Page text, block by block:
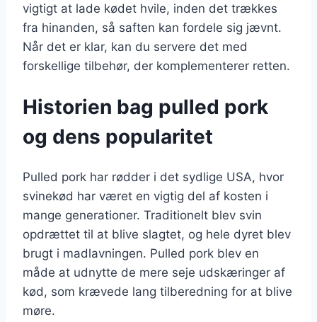
vigtigt at lade kødet hvile, inden det trækkes
fra hinanden, så saften kan fordele sig jævnt.
Når det er klar, kan du servere det med
forskellige tilbehør, der komplementerer retten.
Historien bag pulled pork
og dens popularitet
Pulled pork har rødder i det sydlige USA, hvor
svinekød har været en vigtig del af kosten i
mange generationer. Traditionelt blev svin
opdrættet til at blive slagtet, og hele dyret blev
brugt i madlavningen. Pulled pork blev en
måde at udnytte de mere seje udskæringer af
kød, som krævede lang tilberedning for at blive
møre.